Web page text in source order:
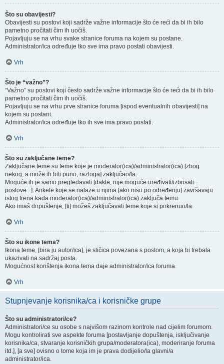
Što su obavijesti?
Obavijesti su postovi koji sadrže važne informacije što će reći da bi ih bilo
pametno pročitati čim ih uočiš.
Pojavljuju se na vrhu svake stranice foruma na kojem su postane.
Administrator/ica određuje tko sve ima pravo postati obavijesti.
Vrh
Što je “važno”?
“Važno” su postovi koji često sadrže važne informacije što će reći da bi ih bilo
pametno pročitati čim ih uočiš.
Pojavljuju se na vrhu prve stranice foruma [ispod eventualnih obavijesti] na
kojem su postani.
Administrator/ica određuje tko ih sve ima pravo postati.
Vrh
Što su zaključane teme?
Zaključane teme su teme koje je moderator(ica)/administrator(ica) [zbog
nekog, a može ih biti puno, razloga] zaključao/la.
Moguće ih je samo pregledavati [dakle, nije moguće uređivati/izbrisati...
postove...]. Ankete koje se nalaze u njima [ako nisu po određenju] završavaju
istog trena kada moderator(ica)/administrator(ica) zaključa temu.
Ako imaš dopuštenje, [ti] možeš zaključavati teme koje si pokrenuo/la.
Vrh
Što su ikone tema?
Ikona teme, [bira ju autor/ica], je sličica povezana s postom, a koja bi trebala
ukazivati na sadržaj posta.
Mogućnost korištenja ikona tema daje administrator/ica foruma.
Vrh
Stupnjevanje korisnika/ca i korisničke grupe
Što su administratori/ce?
Administratori/ce su osobe s najvišom razinom kontrole nad cijelim forumom.
Mogu kontrolirati sve aspekte foruma [postavljanje dopuštenja, isključivanje
korisnika/ca, stvaranje korisničkih grupa/moderatora(ica), moderiranje foruma
itd.], [a sve] ovisno o tome koja im je prava dodijelio/la glavni/a
administrator/ica.